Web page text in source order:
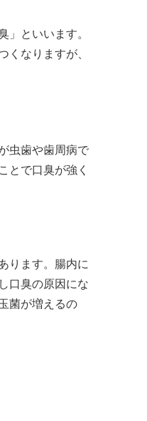
といいます。
なりますが、
虫歯や歯周病で
とで口臭が強く
ります。腸内に
口臭の原因にな
菌が増えるの